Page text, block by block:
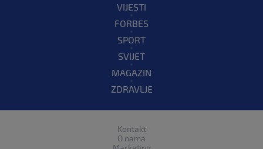
VIJESTI
FORBES
SPORT
SVIJET
MAGAZIN
ZDRAVLJE
Kontakt
O nama